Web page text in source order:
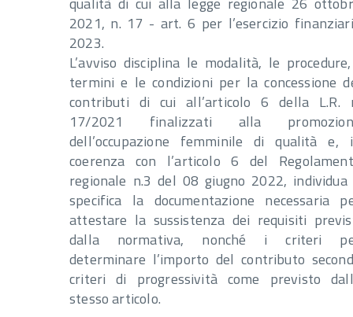
2021, n. 17 - art. 6 per l’esercizio
2023.
L’avviso disciplina le modalità, le
termini e le condizioni per la concessione
contributi di cui all’articolo 6 della L.R.
17/2021 finalizzati alla
dell’occupazione femminile di qualità e,
coerenza con l’articolo 6 del
regionale n.3 del 08 giugno 2022, individua
specifica la documentazione necessaria
attestare la sussistenza dei requisiti
dalla normativa, nonché i criteri
determinare l’importo del contributo
criteri di progressività come previsto
stesso articolo.